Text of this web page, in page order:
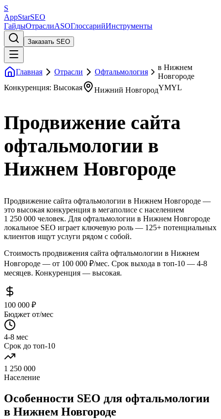
S
AppStarSEO
ГайдыОтраслиASOГлоссарийИнструменты
Заказать SEO
Главная Отрасли Офтальмология
в Нижнем
Новгороде
Конкуренция: Высокая
Нижний НовгородYMYL
Продвижение сайта
офтальмологии в
Нижнем Новгороде
Продвижение сайта офтальмологии в Нижнем Новгороде —
это высокая конкуренция в мегаполисе с населением
1 250 000 человек. Для офтальмологии в Нижнем Новгороде
локальное SEO играет ключевую роль — 125+ потенциальных
клиентов ищут услуги рядом с собой.
Стоимость продвижения сайта офтальмологии в Нижнем
Новгороде — от 100 000 ₽/мес. Срок выхода в топ-10 — 4-8
месяцев. Конкуренция — высокая.
100 000 ₽
Бюджет от/мес
4-8 мес
Срок до топ-10
1 250 000
Население
Особенности SEO для офтальмологии
в Нижнем Новгороде